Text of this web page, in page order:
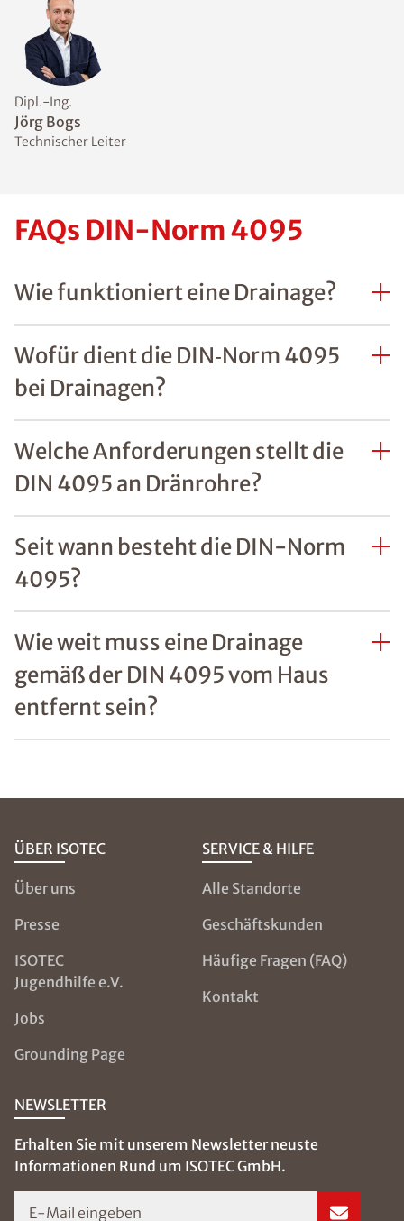
Dipl.-Ing.
Jörg Bogs
Technischer Leiter
FAQs DIN-Norm 4095
Wie funktioniert eine Drainage?
Wofür dient die DIN‑Norm 4095
bei Drainagen?
Welche Anforderungen stellt die
DIN 4095 an Dränrohre?
Seit wann besteht die DIN-Norm
4095?
Wie weit muss eine Drainage
gemäß der DIN 4095 vom Haus
entfernt sein?
ÜBER ISOTEC
Über uns
Presse
ISOTEC
Jugendhilfe e.V.
Jobs
Grounding Page
SERVICE & HILFE
Alle Standorte
Geschäftskunden
Häufige Fragen (FAQ)
Kontakt
NEWSLETTER
Erhalten Sie mit unserem Newsletter neuste
Informationen Rund um ISOTEC GmbH.
E-Mail eingeben